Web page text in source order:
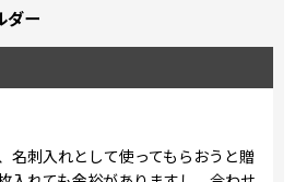
ダー
名刺入れとして使ってもらおうと贈